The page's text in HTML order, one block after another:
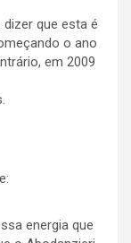
que esta é
o ano
em 2009
energia que